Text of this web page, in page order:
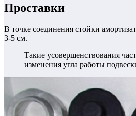
Проставки
В точке соединения стойки
3-5 см.
Такие усовершенствования
изменения угла работы